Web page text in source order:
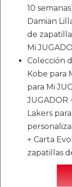
10
Damian
de
Mi
Colección
Kobe para
para Mi
JUGADOR
Lakers
+ Carta
zapatillas